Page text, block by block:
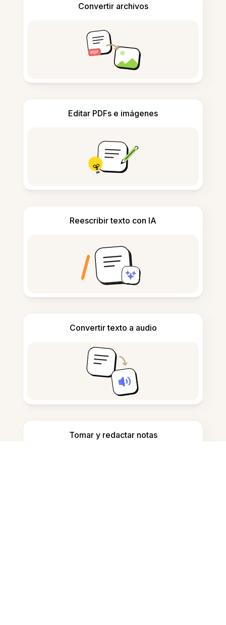
Convertir archivos
Editar PDFs e imágenes
Reescribir texto con IA
Convertir texto a audio
Tomar y redactar notas